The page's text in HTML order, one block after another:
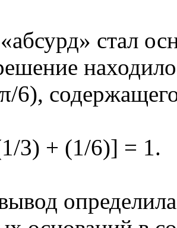
стал
6),
3) + (1/6)] = 1.